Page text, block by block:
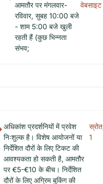
आमतौर पर मंगलवार-
रविवार, सुबह 10:00 बजे
- शाम 5:00 बजे खुली
रहती हैं (कुछ भिन्नता
संभव;
वेबसाइट
अधिकांश प्रदर्शनियों में प्रवेश
निःशुल्क है। विशेष आयोजनों या
निर्देशित दौरों के लिए टिकट की
आवश्यकता हो सकती है, आमतौर
पर €5-€10 के बीच। निर्देशित
दौरों के लिए अग्रिम बुकिंग की
स्रोत
1